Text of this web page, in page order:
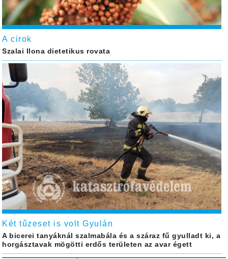
A cirok
Szalai Ilona dietetikus rovata
Két tűzeset is volt Gyulán
A bicerei tanyáknál szalmabála és a száraz fű gyulladt ki, a
horgásztavak mögötti erdős területen az avar égett